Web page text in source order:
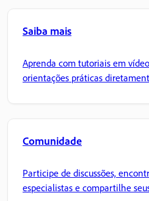
Saiba mais
Aprenda com tutoriais em
orientações práticas
Comunidade
Participe de discussões,
especialistas e compartilhe